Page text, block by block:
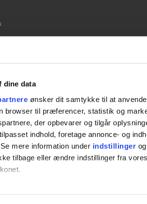
dine data
ønsker dit samtykke til at
browser til præferencer, statistik og
der opbevarer og tilgår
indhold, foretage annonce- og
mere information under indstillinger
tilbage eller ændre indstillinger fra
